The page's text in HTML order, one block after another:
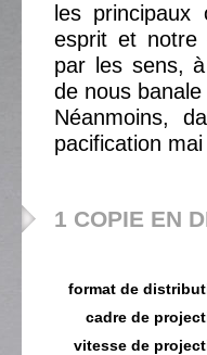
les
esprit et notre
par les sens,
de nous
Néanmoins,
pacification
1 COPIE EN
format de
cadre de
vitesse de